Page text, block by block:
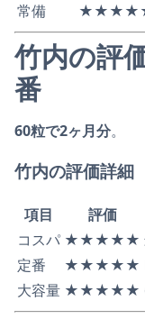
常備
竹内の評
番
60粒で2ヶ月分。
竹内の評価詳細
項目 評価
コスパ ★★★★★
定番
★★★★★
大容量 ★★★★★